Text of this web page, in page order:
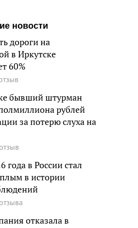
новости
дороги на
в Иркутске
60%
бывший штурман
рублей
за потерю слуха на
года в России стал
в истории
отказала в